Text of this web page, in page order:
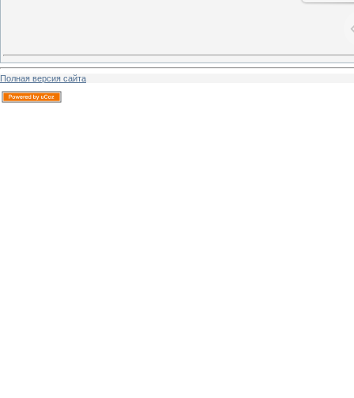
Полная версия сайта